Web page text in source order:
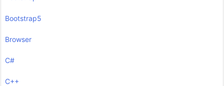
Bootstrap5
Browser
C#
C++